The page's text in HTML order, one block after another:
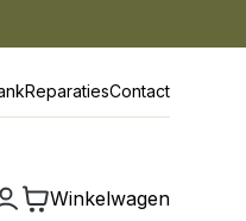
ReparatiesContact
Winkelwagen